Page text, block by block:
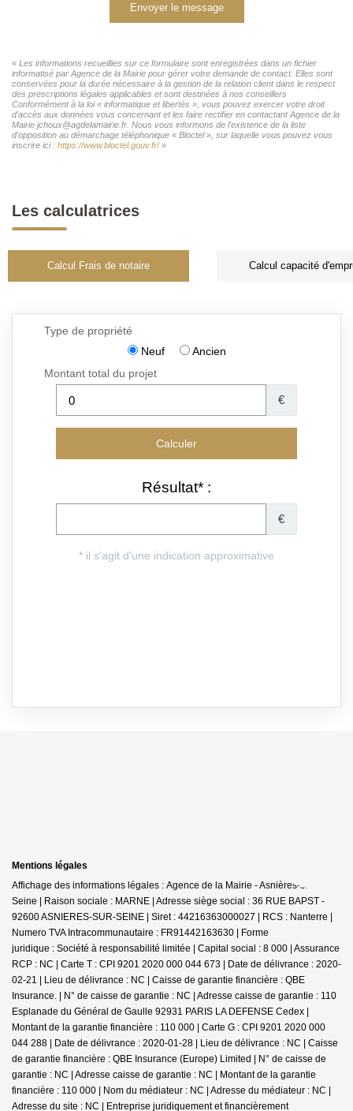
Envoyer le message
« Les informations recueillies sur ce formulaire sont enregistrées dans un fichier
informatisé par Agence de la Mairie pour gérer votre demande de contact. Elles sont
conservées pour la durée nécessaire à la gestion de la relation client dans le respect
des prescriptions légales applicables et sont destinées à nos conseillers
Conformément à la loi « informatique et libertés », vous pouvez exercer votre droit
d'accès aux données vous concernant et les faire rectifier en contactant Agence de la
Mairie jchoux@agdelamairie.fr. Nous vous informons de l'existence de la liste
d'opposition au démarchage téléphonique « Bloctel », sur laquelle vous pouvez vous
inscrire ici : https://www.bloctel.gouv.fr/»
Les calculatrices
Calcul Frais de notaire Calcul capacité
Mentions légales
Affichage des informations légales : Agence de la Mairie - Asnières-sur-
Seine | Raison sociale : MARNE | Adresse siège social : 36 RUE BAPST -
92600 ASNIERES-SUR-SEINE | Siret : 44216363000027 | RCS : Nanterre |
Numero TVA Intracommunautaire : FR91442163630 | Forme
juridique : Société à responsabilité limitée | Capital social : 8 000 | Assurance
RCP : NC | Carte T : CPI 9201 2020 000 044 673 | Date de délivrance : 2020-
02-21 | Lieu de délivrance : NC | Caisse de garantie financière : QBE
Insurance. | N° de caisse de garantie : NC | Adresse caisse de garantie : 110
Esplanade du Général de Gaulle 92931 PARIS LA DEFENSE Cedex |
Montant de la garantie financière : 110 000 | Carte G : CPI 9201 2020 000
044 288 | Date de délivrance : 2020-01-28 | Lieu de délivrance : NC | Caisse
de garantie financière : QBE Insurance (Europe) Limited | N° de caisse de
garantie : NC | Adresse caisse de garantie : NC | Montant de la garantie
financière : 110 000 | Nom du médiateur : NC | Adresse du médiateur : NC |
Adresse du site : NC | Entreprise juridiquement et financièrement